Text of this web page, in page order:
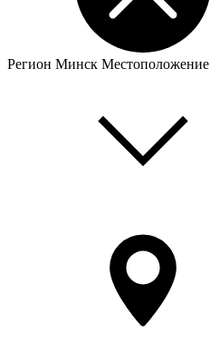
Регион Минск Местоположение